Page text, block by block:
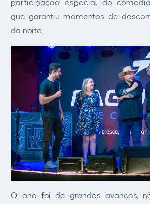
participação especial do
que garantiu momentos de
da noite.
O ano foi de grandes avanços,